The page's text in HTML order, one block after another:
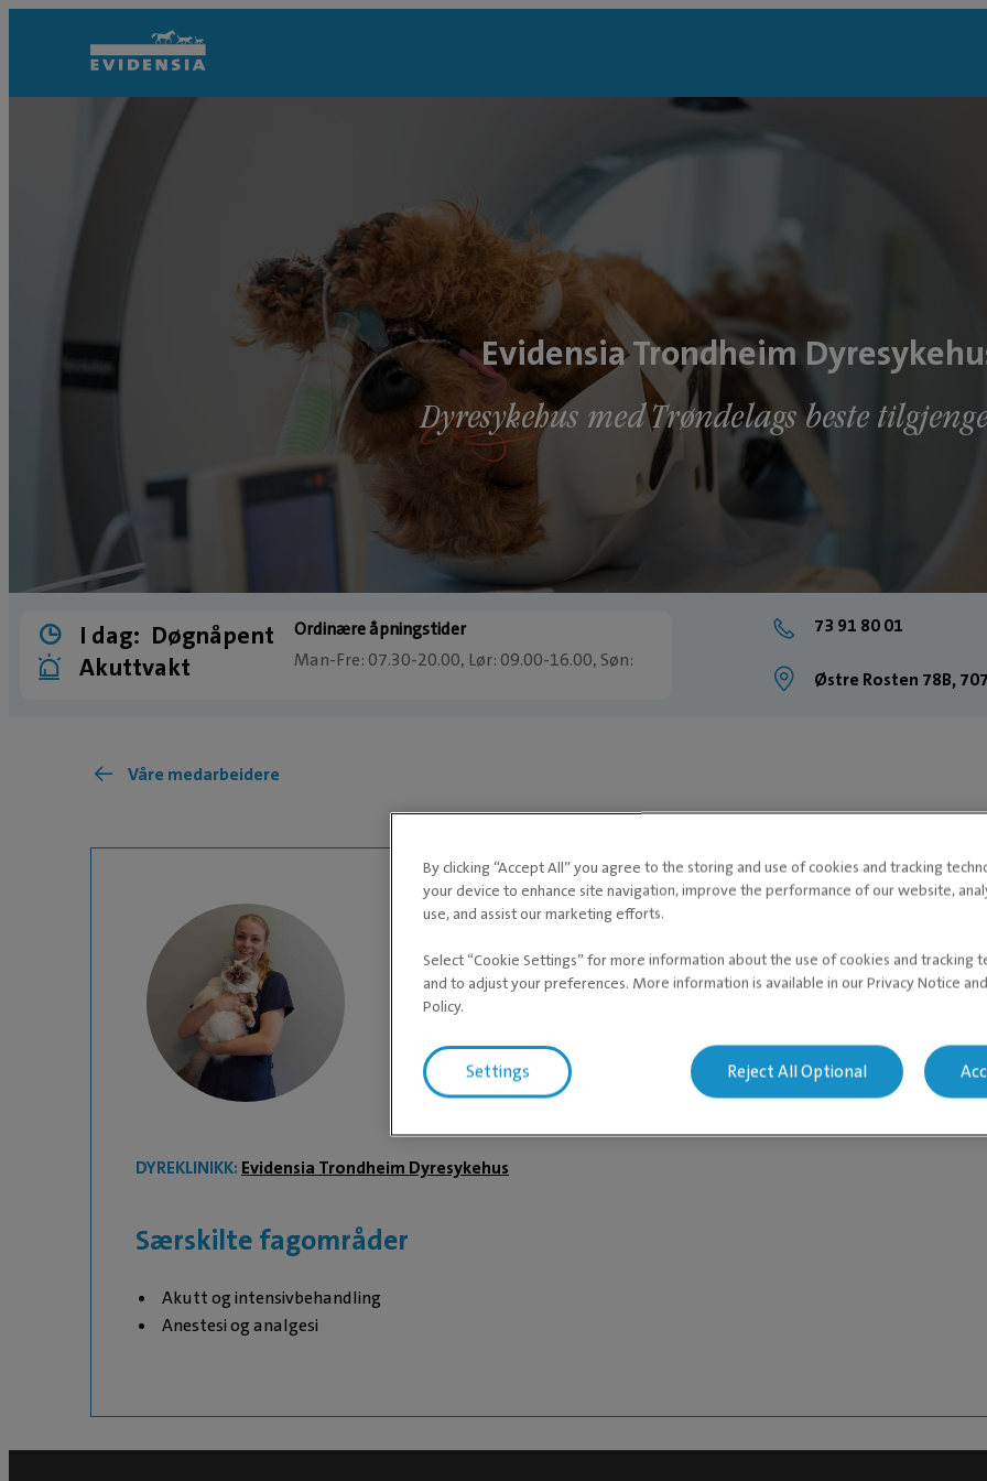
Evidensia Trondheim
Dyresykehus med Trøndelags beste
I dag: Døgnåpent
Akuttvakt
Ordinære åpningstider
Man-Fre: 07.30-20.00, Lør: 09.00-16.00, Søn:
Ring73 91 80 01
hos ditt kjæledyr.
73 91 80 01
Østre Rosten 78B,
Våre medarbeidere
DYREPLEIER
Idunn Lier-Lundgren
DYREKLINIKK: Evidensia Trondheim Dyresykehus
Særskilte fagområder
Akutt og intensivbehandling
Anestesi og analgesi
By clicking “Accept All” you agree to the storing and use of cookies and tracking
your device to enhance site navigation, improve the performance of our website,
use, and assist our marketing efforts.
Select “Cookie Settings” for more information about the use of cookies and tracking
and to adjust your preferences. More information is available in our Privacy Notice
Policy.
Settings Reject All Optional